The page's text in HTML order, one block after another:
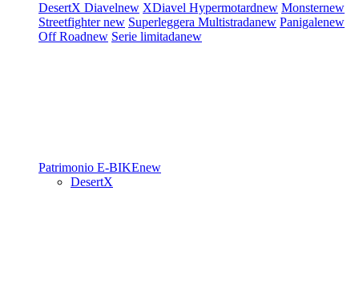
DesertX Diavelnew XDiavel Hypermotardnew Monsternew
Streetfighternew Superleggera Multistradanew Panigalenew
Off Roadnew Serie limitadanew
Patrimonio E-BIKEnew
DesertX